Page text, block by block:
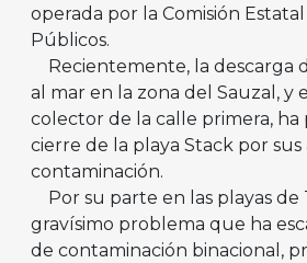
operada por la Comisión
Públicos.
Recientemente, la descarga
al mar en la zona del Sauzal, y
colector de la calle primera, ha
cierre de la playa Stack por
contaminación.
Por su parte en las playas de
gravísimo problema que ha
de contaminación binacional,